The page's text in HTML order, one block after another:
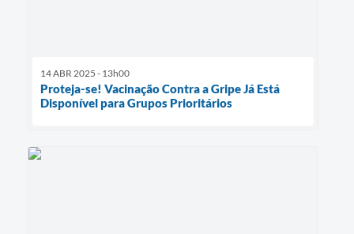
14 ABR 2025 - 13h00
Proteja-se! Vacinação Contra a Gripe Já Está
Disponível para Grupos Prioritários